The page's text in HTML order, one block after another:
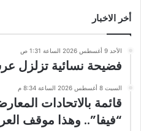
أخر الاخبار
الأحد 9 أغسطس 2026 الساعة 1:31 ص
فضيحة نسائية تزلزل
السبت 8 أغسطس 2026 الساعة 8:34 م
قائمة بالاتحادات
“فيفا”.. وهذا موقف